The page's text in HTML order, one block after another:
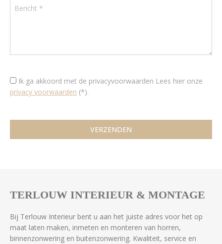
Ik ga akkoord met de privacyvoorwaarden Lees hier onze
privacy voorwaarden (*).
TERLOUW INTERIEUR & MONTAGE
Bij Terlouw Interieur bent u aan het juiste adres voor het op
maat laten maken, inmeten en monteren van horren,
binnenzonwering en buitenzonwering. Kwaliteit, service en